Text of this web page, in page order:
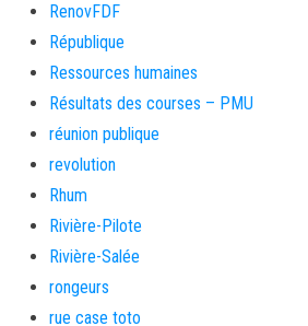
RenovFDF
République
Ressources humaines
Résultats des courses – PMU
réunion publique
revolution
Rhum
Rivière-Pilote
Rivière-Salée
rongeurs
rue case toto